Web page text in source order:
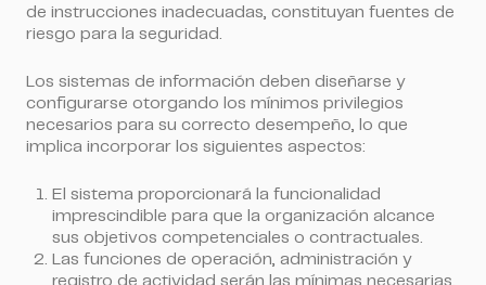
de instrucciones inadecuadas, constituyan fuentes de
riesgo para la seguridad.
Los sistemas de información deben diseñarse y
configurarse otorgando los mínimos privilegios
necesarios para su correcto desempeño, lo que
implica incorporar los siguientes aspectos:
El sistema proporcionará la funcionalidad
imprescindible para que la organización alcance
sus objetivos competenciales o contractuales.
Las funciones de operación, administración y
registro de actividad serán las mínimas necesarias,